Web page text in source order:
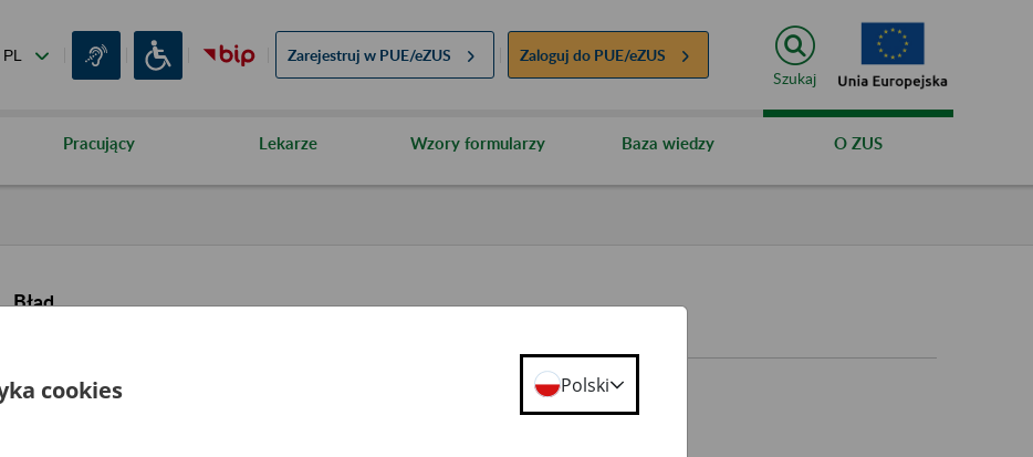
Zarejestruj w PUE/eZUS Zaloguj do PUE/eZUS
Szukaj
Pracujący Lekarze Wzory formularzy Baza wiedzy O ZUS
Błąd
cookies Polski